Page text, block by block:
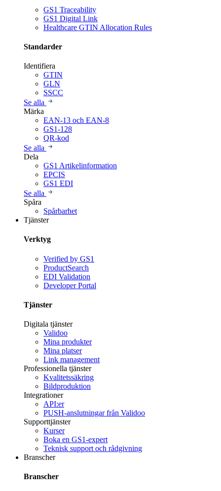
GS1 Traceability
GS1 Digital Link
Healthcare GTIN Allocation Rules
Standarder
Identifiera
GTIN
GLN
SSCC
Se alla
Märka
EAN-13 och EAN-8
GS1-128
QR-kod
Se alla
Dela
GS1 Artikelinformation
EPCIS
GS1 EDI
Se alla
Spåra
Spårbarhet
Tjänster
Verktyg
Verified by GS1
ProductSearch
EDI Validation
Developer Portal
Tjänster
Digitala tjänster
Validoo
Mina produkter
Mina platser
Link management
Professionella tjänster
Kvalitetssäkring
Bildproduktion
Integrationer
API:er
PUSH-anslutningar från Validoo
Supporttjänster
Kurser
Boka en GS1-expert
Teknisk support och rådgivning
Branscher
Branscher